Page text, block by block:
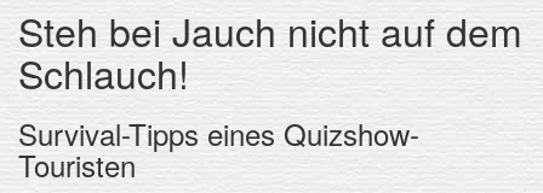
Steh bei Jauch nicht auf dem
Schlauch!
Survival-Tipps eines Quizshow-
Touristen